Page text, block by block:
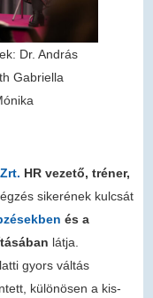
Dr. András
Gabriella
HR vezető, tréner,
sikerének kulcsát
és a
látja.
gyors váltás
különösen a kis-